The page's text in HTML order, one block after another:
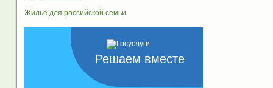
Жилье для российской семьи
Решаем вместе